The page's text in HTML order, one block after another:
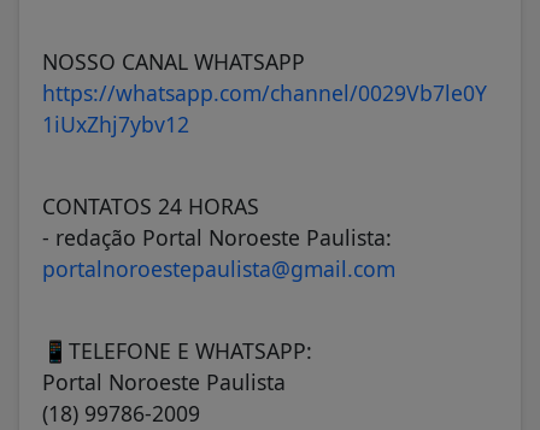
NOSSO CANAL WHATSAPP
https://whatsapp.com/channel/0029Vb7le0Y
1iUxZhj7ybv12
CONTATOS 24 HORAS
- redação Portal Noroeste Paulista:
portalnoroestepaulista@gmail.com
📱TELEFONE E WHATSAPP:
Portal Noroeste Paulista
(18) 99786-2009